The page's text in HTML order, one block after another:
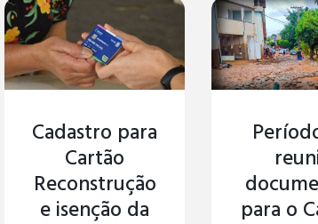
Cadastro para
Cartão
Reconstrução
e isenção da para o